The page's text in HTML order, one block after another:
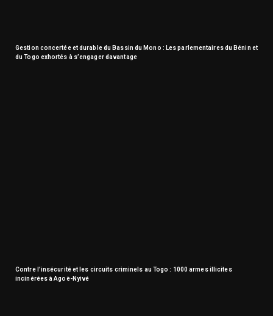
Gestion concertée et durable du Bassin du Mono : Les parlementaires du Bénin et
du Togo exhortés à s’engager davantage
Contre l’insécurité et les circuits criminels au Togo : 1000 armes illicites
incinérées à Agoè-Nyivé